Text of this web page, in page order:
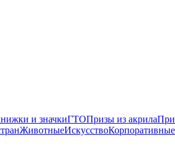
и значкиГТОПризы из акрила
ЖивотныеИскусство